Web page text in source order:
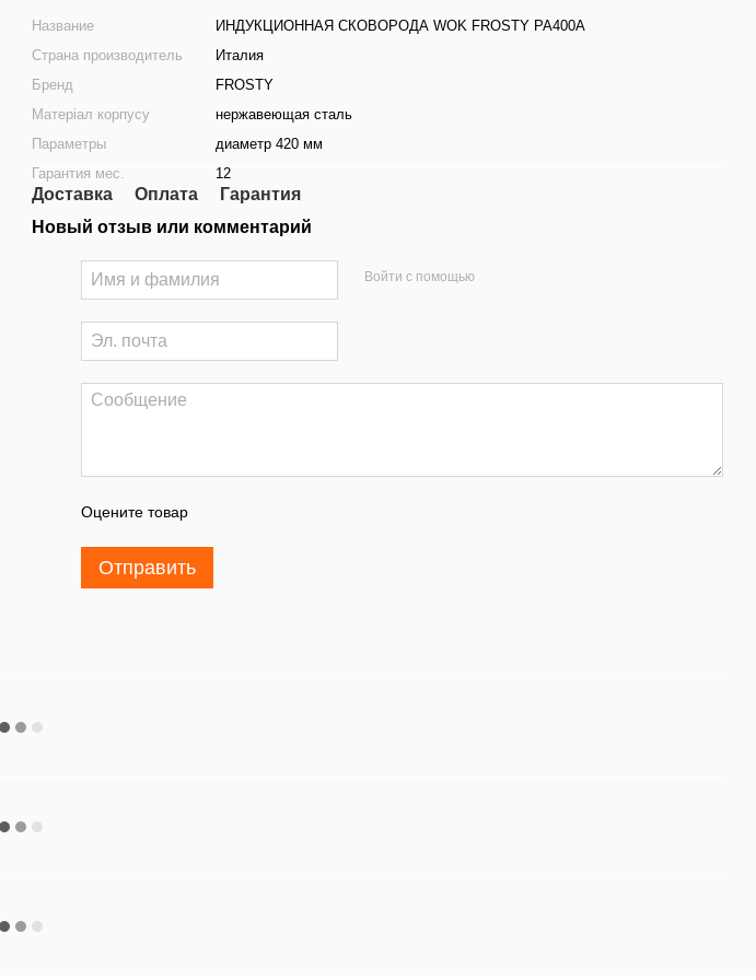
Название
ИНДУКЦИОННАЯ СКОВОРОДА WOK FROSTY PA400A
Страна производитель
Италия
Бренд
FROSTY
Матеріал корпусу
нержавеющая сталь
Параметры
диаметр 420 мм
Гарантия мес.
12
Доставка Оплата
Гарантия
Новый отзыв или комментарий
Войти с помощью
Оцените товар
Отправить